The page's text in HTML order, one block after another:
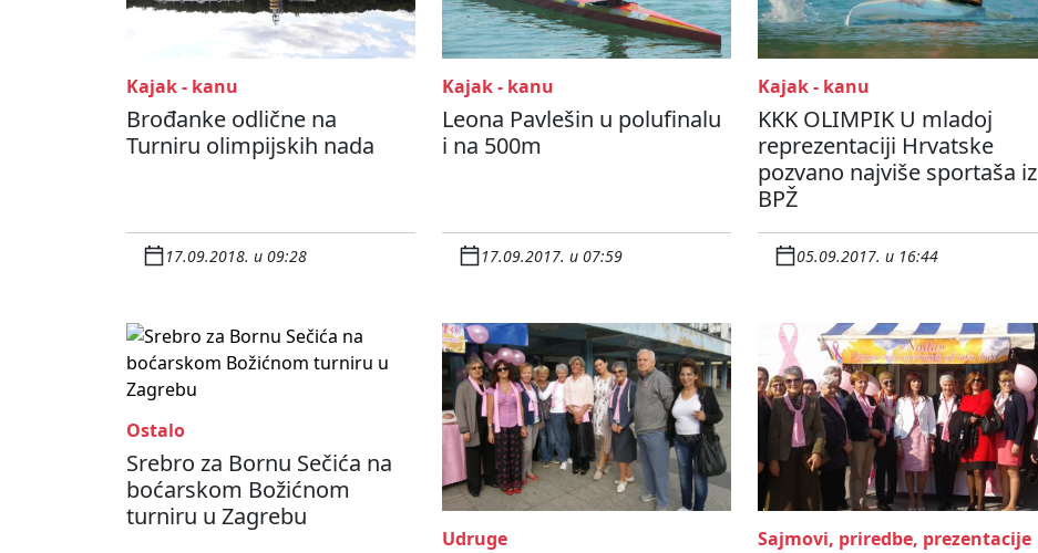
Kajak - kanu
Brođanke odlične na
Turniru olimpijskih nada
17.09.2018. u 09:28
Kajak - kanu
Leona Pavlešin u polufinalu
i na 500m
17.09.2017. u 07:59
Kajak - kanu
KKK OLIMPIK U mladoj
reprezentaciji Hrvatske
pozvano najviše sportaša iz
BPŽ
05.09.2017. u 16:44
Ostalo
Srebro za Bornu Sečića na
boćarskom Božićnom
turniru u Zagrebu
Udruge Sajmovi, priredbe, prezentacije